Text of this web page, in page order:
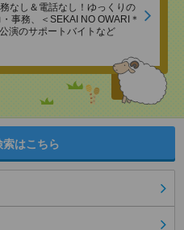
なし＆電話なし！ゆっくりの
事務、＜SEKAI NO OWARI＊
演のサポートバイトなど
はこちら